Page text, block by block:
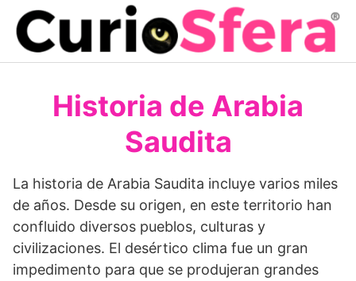
Saltar
contenido
Historia de Arabia
Saudita
La historia de Arabia Saudita incluye varios miles
de años. Desde su origen, en este territorio han
confluido diversos pueblos, culturas y
civilizaciones. El desértico clima fue un gran
impedimento para que se produjeran grandes